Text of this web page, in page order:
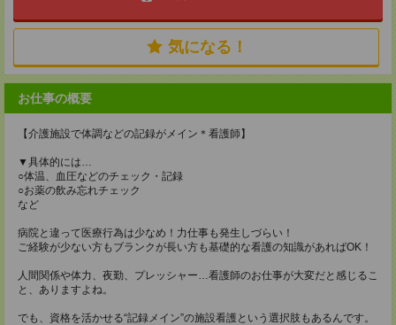
気になる！
お仕事の概要
【介護施設で体調などの記録がメイン＊看護師】
▼具体的には…
○体温、血圧などのチェック・記録
○お薬の飲み忘れチェック
など
病院と違って医療行為は少なめ！力仕事も発生しづらい！
ご経験が少ない方もブランクが長い方も基礎的な看護の知識があればOK！
人間関係や体力、夜勤、プレッシャー…看護師のお仕事が大変だと感じるこ
と、ありますよね。
でも、資格を活かせる“記録メイン”の施設看護という選択肢もあるんです。